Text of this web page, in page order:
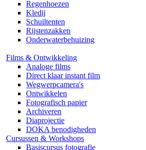
Regenhoezen
Kledij
Schuiltenten
Rijstenzakken
Onderwaterbehuizing
Films & Ontwikkeling
Analoge films
Direct klaar instant film
Wegwerpcamera's
Ontwikkelen
Fotografisch papier
Archiveren
Diaprojectie
DOKA benodigheden
Cursussen & Workshops
Basiscursus fotografie